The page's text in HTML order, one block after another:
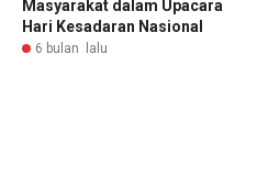
Masyarakat dalam Upacara
Hari Kesadaran Nasional
6 bulan lalu